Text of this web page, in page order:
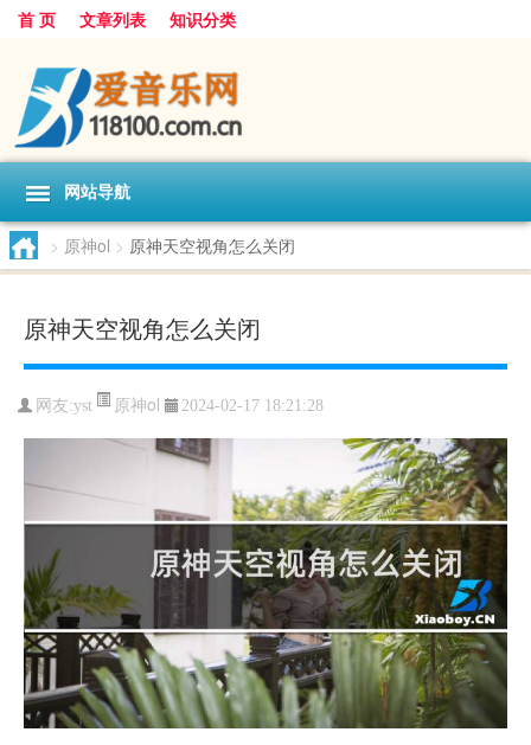
首 页 文章列表 知识分类
网站导航
> 原神ol > 原神天空视角怎么关闭
原神天空视角怎么关闭
网友:yst 原神ol 2024-02-17 18:21:28